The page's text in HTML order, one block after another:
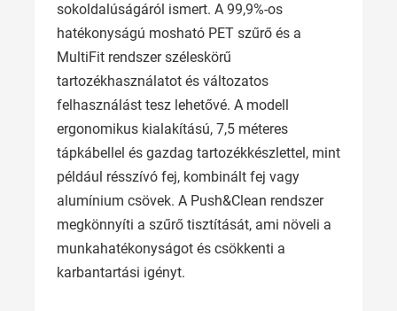
sokoldalúságáról ismert. A 99,9%-os
hatékonyságú mosható PET szűrő és a
MultiFit rendszer széleskörű
tartozékhasználatot és változatos
felhasználást tesz lehetővé. A modell
ergonomikus kialakítású, 7,5 méteres
tápkábellel és gazdag tartozékkészlettel, mint
például résszívó fej, kombinált fej vagy
alumínium csövek. A Push&Clean rendszer
megkönnyíti a szűrő tisztítását, ami növeli a
munkahatékonyságot és csökkenti a
karbantartási igényt.